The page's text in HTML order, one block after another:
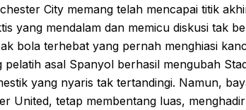
City memang telah mencapai titik
yang mendalam dan memicu diskusi tak
bola terhebat yang pernah menghiasi
pelatih asal Spanyol berhasil mengubah
yang nyaris tak tertandingi. Namun,
United, tetap membentang luas,